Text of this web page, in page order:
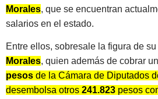
Morales, que se encuentran
salarios en el estado.
Entre ellos, sobresale la figura de su
Morales, quien además de cobrar un
pesos de la Cámara de Diputados
desembolsa otros 241.823 pesos